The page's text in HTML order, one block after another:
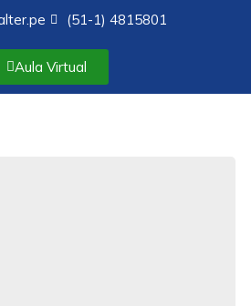
(51-1) 4815801
Aula Virtual